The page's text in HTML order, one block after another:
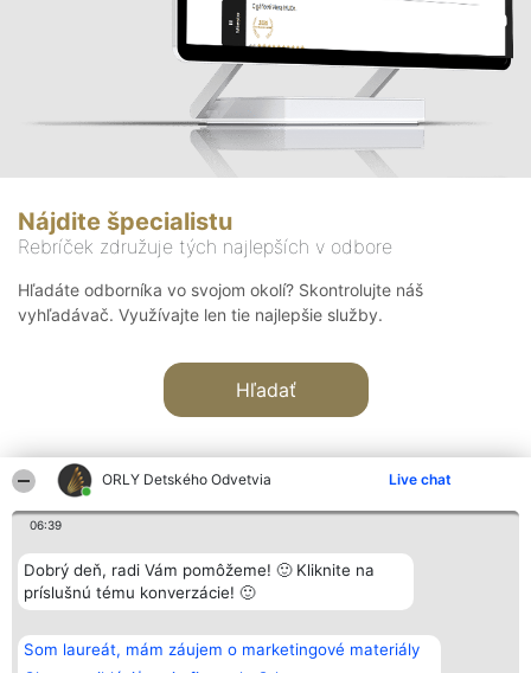
ORLY Detského Odvetvia Live chat
06:39
Dobrý deň, radi Vám pomôžeme! 🙂 Kliknite na
príslušnú tému konverzácie! 🙂
Som laureát, mám záujem o marketingové materiály
Nájdite špecialistu
Rebríček združuje tých najlepších v odbore
Hľadáte odborníka vo svojom okolí? Skontrolujte náš
vyhľadávač. Využívajte len tie najlepšie služby.
Hľadať
Organizátor hodnotenia
Bright Side Solutions sp. z o.
o. sp. k.
Wrocław 50-079
KRS 0000749100 | Regon
381313360 | NIP 8943132676
Hodnotenie
Laureáti
Lista
Laureatów
Podmienky
Obchodné
Kontakt
Kontakt